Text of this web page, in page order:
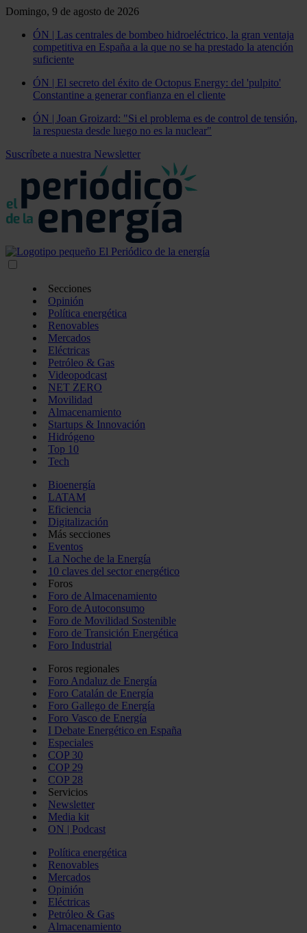
Domingo, 9 de agosto de 2026
ÓN | Las centrales de bombeo hidroeléctrico, la gran ventaja
competitiva en España a la que no se ha prestado la atención
suficiente
ÓN | El secreto del éxito de Octopus Energy: del 'pulpito'
Constantine a generar confianza en el cliente
ÓN | Joan Groizard: "Si el problema es de control de tensión,
la respuesta desde luego no es la nuclear"
Suscríbete a nuestra Newsletter
Secciones
Opinión
Política energética
Renovables
Mercados
Eléctricas
Petróleo & Gas
Videopodcast
NET ZERO
Movilidad
Almacenamiento
Startups & Innovación
Hidrógeno
Top 10
Tech
Bioenergía
LATAM
Eficiencia
Digitalización
Más secciones
Eventos
La Noche de la Energía
10 claves del sector energético
Foros
Foro de Almacenamiento
Foro de Autoconsumo
Foro de Movilidad Sostenible
Foro de Transición Energética
Foro Industrial
Foros regionales
Foro Andaluz de Energía
Foro Catalán de Energía
Foro Gallego de Energía
Foro Vasco de Energía
I Debate Energético en España
Especiales
COP 30
COP 29
COP 28
Servicios
Newsletter
Media kit
ON | Podcast
Política energética
Renovables
Mercados
Opinión
Eléctricas
Petróleo & Gas
Almacenamiento